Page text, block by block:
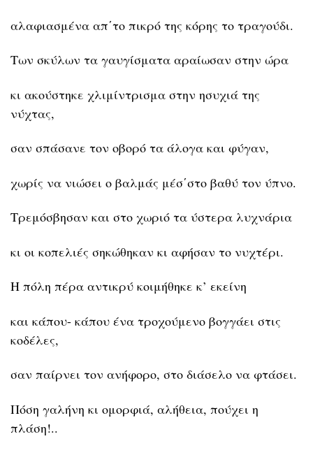
αλαφιασμένα απ΄το πικρό της κόρης το τραγούδι.
Των σκύλων τα γαυγίσματα αραίωσαν στην ώρα
κι ακούστηκε χλιμίντρισμα στην ησυχιά της
νύχτας,
σαν σπάσανε τον οβορό τα άλογα και φύγαν,
χωρίς να νιώσει ο βαλμάς μέσ΄στο βαθύ τον ύπνο.
Τρεμόσβησαν και στο χωριό τα ύστερα λυχνάρια
κι οι κοπελιές σηκώθηκαν κι αφήσαν το νυχτέρι.
Η πόλη πέρα αντικρύ κοιμήθηκε κ’ εκείνη
και κάπου- κάπου ένα τροχούμενο βογγάει στις
κοδέλες,
σαν παίρνει τον ανήφορο, στο διάσελο να φτάσει.
Πόση γαλήνη κι ομορφιά, αλήθεια, πούχει η
πλάση!..